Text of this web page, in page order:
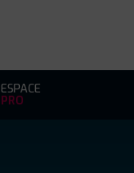
ESPACE
PRO